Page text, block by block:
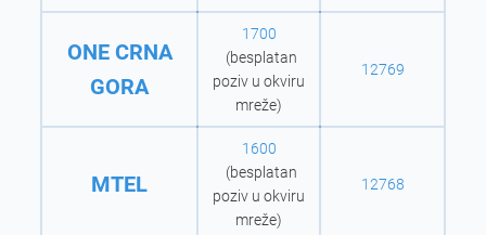
ONE CRNA
GORA
1700
(besplatan
poziv u okviru
mreže)
12769
MTEL
1600
(besplatan
poziv u okviru
mreže)
12768